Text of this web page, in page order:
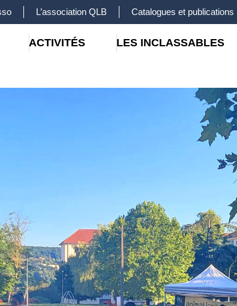
L’association QLB Catalogues et publications
ACTIVITÉS LES INCLASSABLES